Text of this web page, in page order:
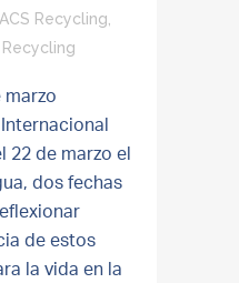
ACS Recycling,
marzo
22 de marzo el
dos fechas
de estos
la vida en la